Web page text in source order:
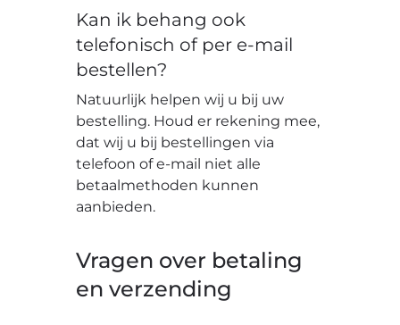
Kan ik behang ook
telefonisch of per e-mail
bestellen?
Natuurlijk helpen wij u bij uw
bestelling. Houd er rekening mee,
dat wij u bij bestellingen via
telefoon of e-mail niet alle
betaalmethoden kunnen
aanbieden.
Vragen over betaling
en verzending